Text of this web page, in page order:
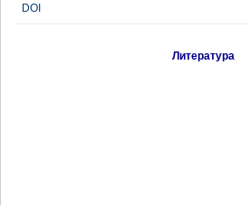
DOI
Литература